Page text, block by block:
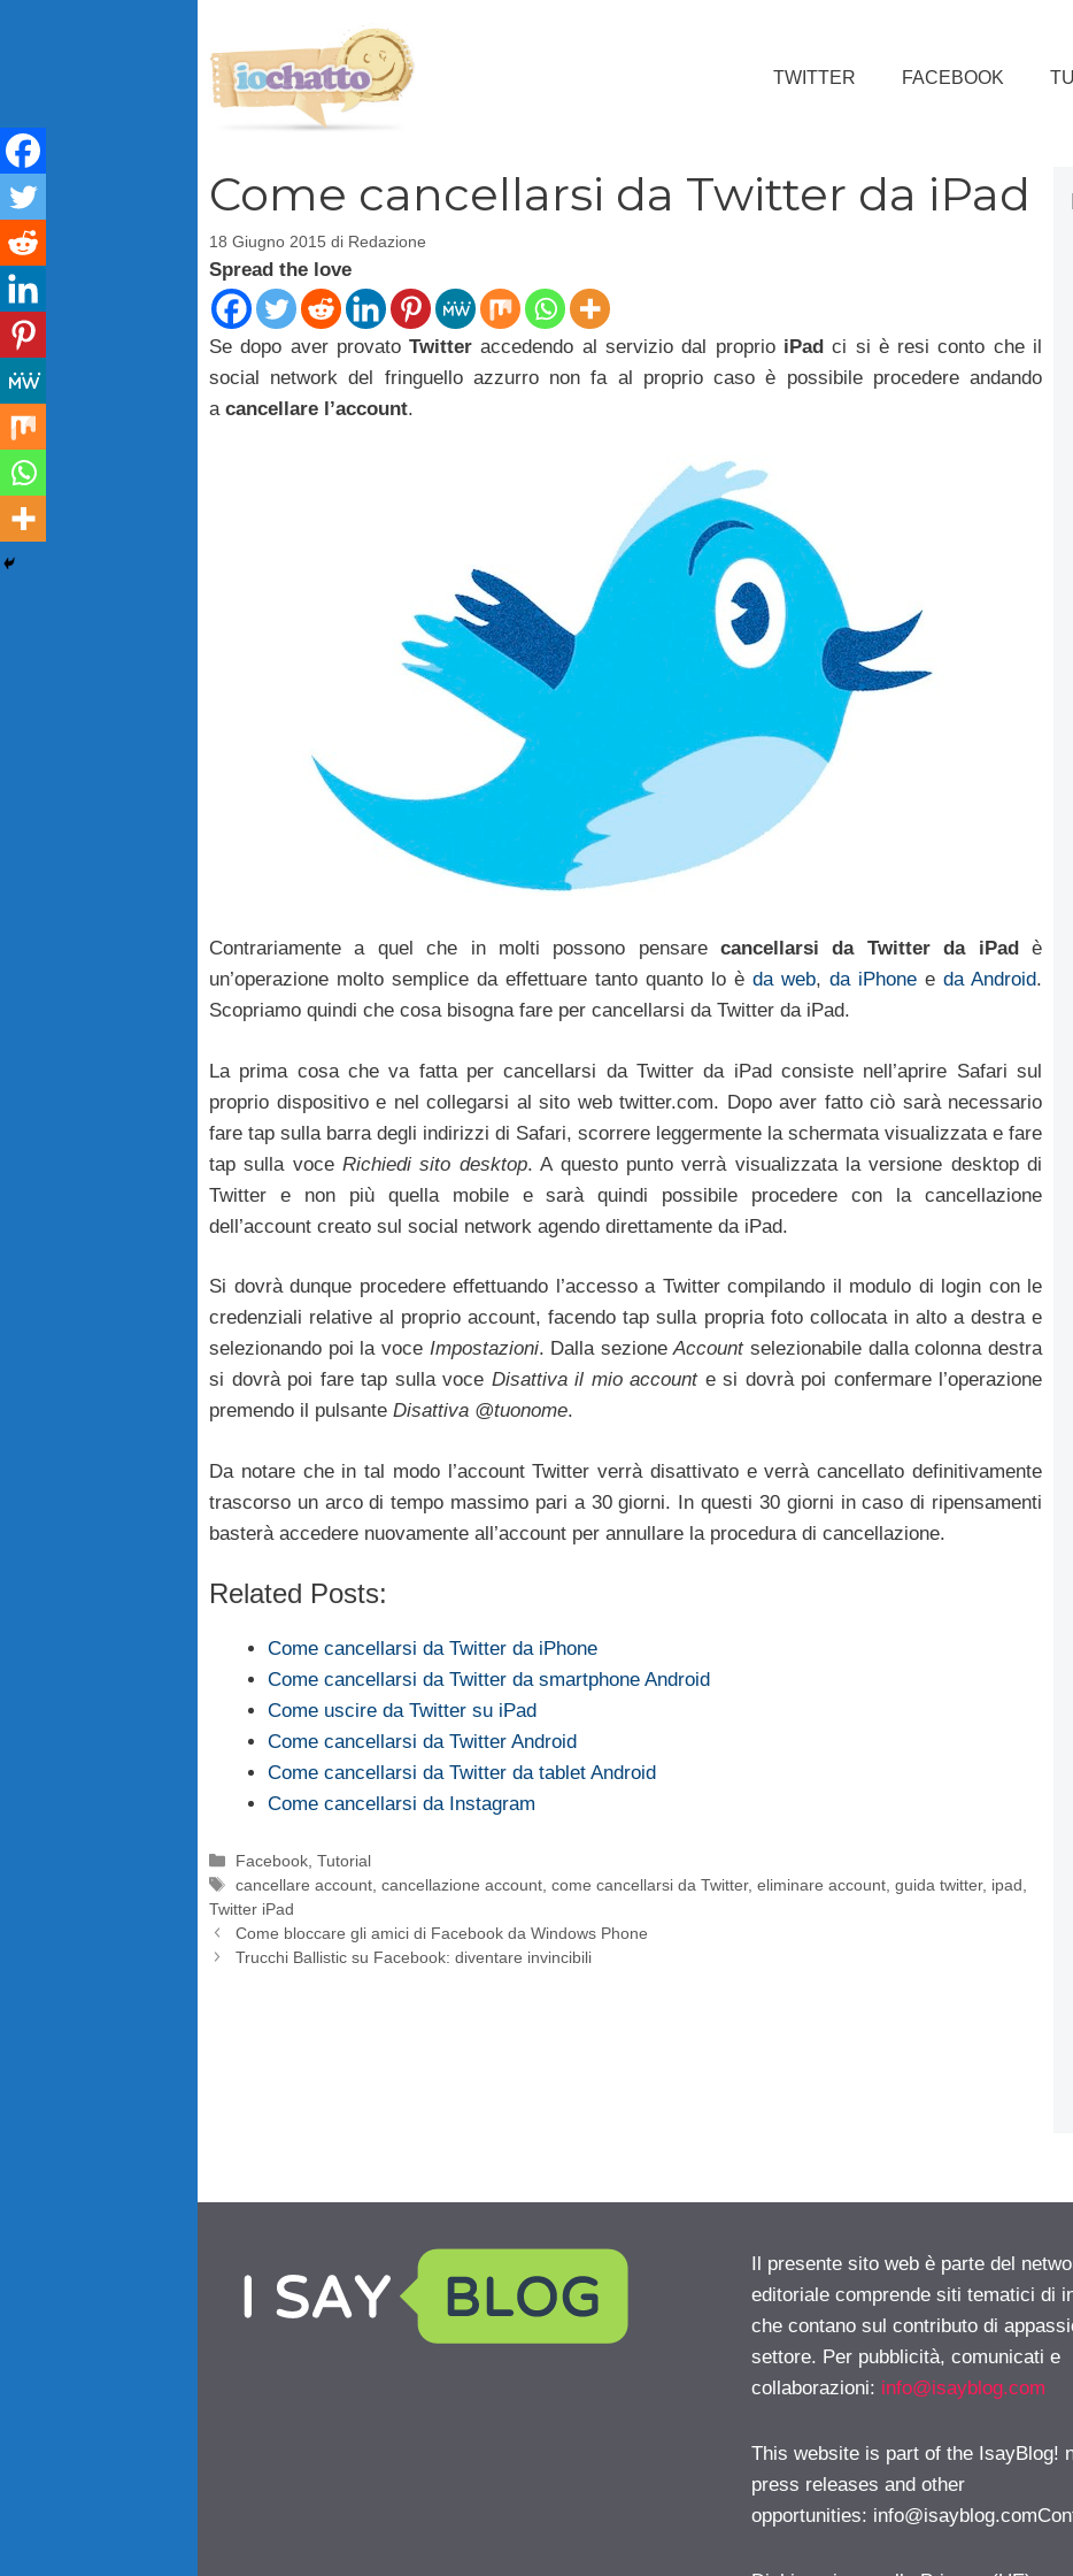
TWITTER FACEBOOK
Come cancellarsi da Twitter da iPad
18 Giugno 2015 di Redazione
Spread the love
Se dopo aver provatoTwitter accedendo al servizio dal proprio iPad ci si è resi conto che il
social network del fringuello azzurro non fa al proprio caso è possibile procedere andando
a cancellare l’account.
Contrariamente a quel che in molti possono pensarecancellarsi da Twitter da iPad
è
un’operazione molto semplice da effettuare tanto quanto lo è da web, da iPhone e da Android.
Scopriamo quindi che cosa bisogna fare per cancellarsi da Twitter da iPad.
La prima cosa che va fatta per cancellarsi da Twitter da iPad consiste nell’aprire Safari sul
proprio dispositivo e nel collegarsi al sito web twitter.com. Dopo aver fatto ciò sarà necessario
fare tap sulla barra degli indirizzi di Safari, scorrere leggermente la schermata visualizzata e fare
tap sulla voceRichiedi sito desktop. A questo punto verrà visualizzata la versione desktop di
Twitter e non più quella mobile e sarà quindi possibile procedere con la cancellazione
dell’account creato sul social network agendo direttamente da iPad.
Si dovrà dunque procedere effettuando l’accesso a Twitter compilando il modulo di login con le
credenziali relative al proprio account, facendo tap sulla propria foto collocata in alto a destra e
selezionando poi la voce Impostazioni. Dalla sezioneAccountselezionabile dalla colonna destra
si dovrà poi fare tap sulla voce Disattiva il mio accounte si dovrà poi confermare l’operazione
premendo il pulsante Disattiva @tuonome.
Da notare che in tal modo l’account Twitter verrà disattivato e verrà cancellato definitivamente
trascorso un arco di tempo massimo pari a 30 giorni. In questi 30 giorni in caso di ripensamenti
basterà accedere nuovamente all’account per annullare la procedura di cancellazione.
Related Posts:
Come cancellarsi da Twitter da iPhone
Come cancellarsi da Twitter da smartphone Android
Come uscire da Twitter su iPad
Come cancellarsi da Twitter Android
Come cancellarsi da Twitter da tablet Android
Come cancellarsi da Instagram
Categorie
Facebook ,Tutorial
Tag
cancellare account ,cancellazione account ,come cancellarsi da Twitter,eliminare account ,guida twitter, ipad
Twitter iPad
Come bloccare gli amici di Facebook da Windows Phone
Trucchi Ballistic su Facebook: diventare invincibili
Il presente sito web è parte del
editoriale comprende siti tematici di
che contano sul contributo di
settore. Per pubblicità, comunicati e
collaborazioni: info@isayblog.com
This website is part of the IsayBlog!
press releases and other
opportunities: